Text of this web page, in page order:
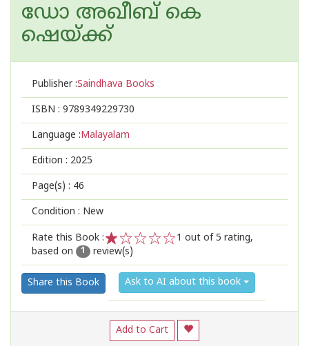
ഡോ അഖീബ് കെ
ഷെയ്ക്ക്
Publisher :Saindhava Books
ISBN : 9789349229730
Language :Malayalam
Edition : 2025
Page(s) : 46
Condition : New
Rate this Book :
2
1
1 out of 5 rating,
based on
1 review(s)
Share this Book Ask to AI about this book
Add to Cart